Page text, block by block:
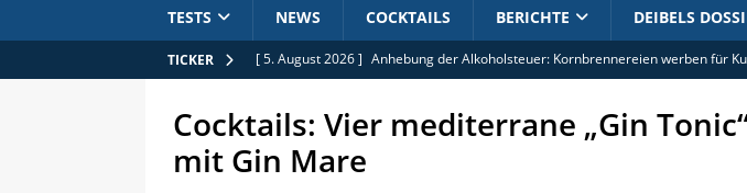
TESTS NEWS COCKTAILS BERICHTE DEIBELS
TICKER [ 5. August 2026 ] Anhebung der Alkoholsteuer: Kornbrennereien werben für
[ 4. August 2026 ] Absolut Tabasco im Test: Eine Schärfe, die Spaß macht
[ 4. August 2026 ]
Cocktails: Vier mediterrane „Gin
mit Gin Mare